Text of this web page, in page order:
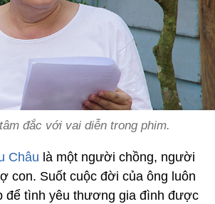
đắc với vai diễn trong phim.
Châu là một người chồng, người
con. Suốt cuộc đời của ông luôn
để tình yêu thương gia đình được